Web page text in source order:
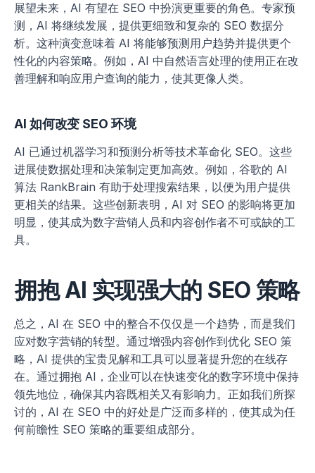
展望未来，AI 有望在 SEO 中扮演更重要的角色。专家预
测，AI 将继续发展，提供更细致和复杂的 SEO 数据分
析。这种演变意味着 AI 将能够预测用户趋势并提供更个
性化的内容策略。例如，AI 中自然语言处理的使用正在改
善理解和响应用户查询的能力，使其更像人类。
AI 如何改变 SEO 环境
AI 已通过机器学习和预测分析等技术革命化 SEO。这些
进展使数据处理和决策制定更加高效。例如，谷歌的 AI
算法 RankBrain 有助于处理搜索结果，以便为用户提供
更相关的结果。这些创新表明，AI 对 SEO 的影响将更加
明显，使其成为数字营销人员和内容创作者不可或缺的工
具。
拥抱 AI 实现强大的 SEO 策略
总之，AI 在 SEO 中的整合不仅仅是一个趋势，而是我们
应对数字营销的转型。通过增强内容创作到优化 SEO 策
略，AI 提供的宝贵见解和工具可以显著提升您的在线存
在。通过拥抱 AI，企业可以在快速变化的数字环境中保持
领先地位，确保其内容既相关又有影响力。正如我们所探
讨的，AI 在 SEO 中的好处是广泛而多样的，使其成为任
何前瞻性 SEO 策略的重要组成部分。